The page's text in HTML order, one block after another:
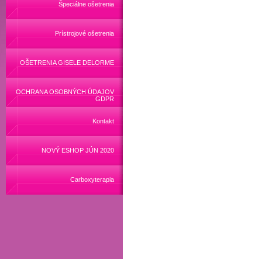
Špeciálne ošetrenia
Prístrojové ošetrenia
OŠETRENIA GISELE DELORME
OCHRANA OSOBNÝCH ÚDAJOV
GDPR
Kontakt
NOVÝ ESHOP JÚN 2020
Carboxyterapia